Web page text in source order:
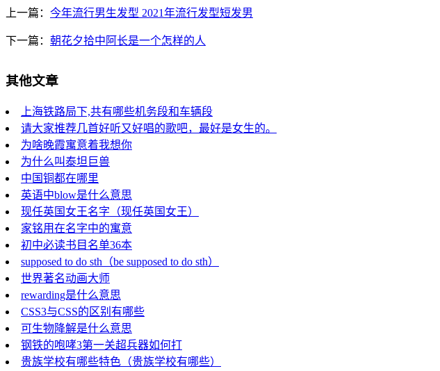
上一篇： 今年流行男生发型 2021年流行发型短发男
下一篇： 朝花夕拾中阿长是一个怎样的人
其他文章
上海铁路局下,共有哪些机务段和车辆段
请大家推荐几首好听又好唱的歌吧，最好是女生的。
为啥晚霞寓意着我想你
为什么叫泰坦巨兽
中国铜都在哪里
英语中blow是什么意思
现任英国女王名字（现任英国女王）
家铭用在名字中的寓意
初中必读书目名单36本
supposed to do sth（be supposed to do sth）
世界著名动画大师
rewarding是什么意思
CSS3与CSS的区别有哪些
可生物降解是什么意思
钢铁的咆哮3第一关超兵器如何打
贵族学校有哪些特色（贵族学校有哪些）